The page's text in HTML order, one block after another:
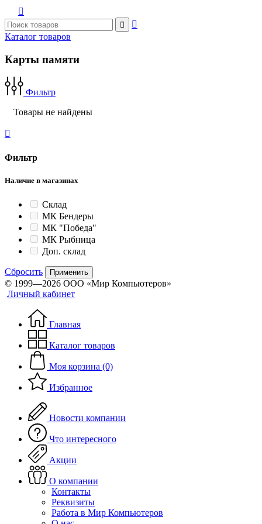



Каталог товаров
Карты памяти
Фильтр
Товары не найдены

Фильтр
Наличие в магазинах
Склад
МК Бендеры
МК "Победа"
МК Рыбница
Доп. склад
Сбросить Применить
© 1999—2026 ООО «Мир Компьютеров»
Личный кабинет
Главная
Каталог товаров
Моя корзина (0)
Избранное
Новости компании
Что интересного
Акции
О компании
Контакты
Реквизиты
Работа в Мир Компьютеров